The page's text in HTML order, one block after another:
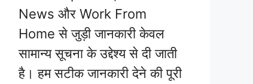
News और Work From
Home से जुड़ी जानकारी केवल
सामान्य सूचना के उद्देश्य से दी जाती
है। हम सटीक जानकारी देने की पूरी